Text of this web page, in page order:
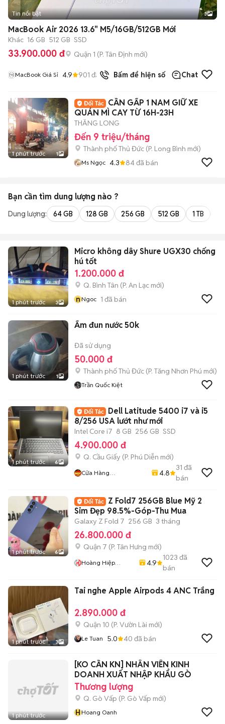
Tin nổi bật 3
MacBook Air 2026 13.6" M5/16GB/512GB Mới
Khác 16 GB 512 GB SSD
33.900.000 đ Quận 1 (P. Tân Định mới)
MacBook Giá Sỉ 4.9 901 đã bán Bấm để hiện số Chat
1 phút trước 1
CẦN GẤP 1 NAM GIỮ XE
QUÁN MÌ CAY TỪ 16H-23H
THĂNG LONG
Đến 9 triệu/tháng
Thành phố Thủ Đức (P. Long Bình mới)
Ms Ngọc 4.3 84đã bán
Bạn cần tìm dung lượng nào ?
Dung lượng: 64 GB 128 GB 256 GB 512 GB 1 TB
1 phút trước 3
Micro không dây Shure UGX30 chống
hú tốt
1.200.000 đ
Q. Bình Tân (P. An Lạc mới)
nNgoc 1 đã bán
1 phút trước 1
Ấm đun nước 50k
Đã sử dụng
50.000 đ
Thành phố Thủ Đức (P. Tăng Nhơn Phú mới)
Trần Quốc Kiệt
1 phút trước 6
Dell Latitude 5400 i7 và i5
8/256 USA lướt như mới
Intel Core i7 8 GB 256 GB SSD
4.900.000 đ
Q. Cầu Giấy (P. Phú Diễn mới)
Cửa Hàng
4.8
31 đã
bán
1 phút trước 6
Z Fold7 256GB Blue Mỹ 2
Sim Đẹp 98.5%-Góp-Thu Mua
Galaxy Z Fold 7 256 GB 3 tháng
26.800.000 đ
Quận 7 (P. Tân Hưng mới)
Hoàng Hiệp
4.9
1023 đã
bán
1 phút trước 3
Tai nghe Apple Airpods 4 ANC Trắng
2.890.000 đ
Quận 10 (P. Vườn Lài mới)
Le Tuan 5.0 40 đã bán
1 phút trước
[KO CẦN KN] NHÂN VIÊN KINH
DOANH XUẤT NHẬP KHẨU GÒ
Thương lượng
Q. Gò Vấp (P. Gò Vấp mới)
HHoang Oanh